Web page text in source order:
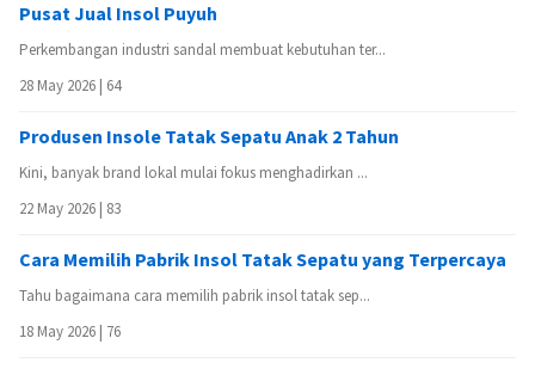
Pusat Jual Insol Puyuh
Perkembangan industri sandal membuat kebutuhan ter...
28 May 2026 | 64
Produsen Insole Tatak Sepatu Anak 2 Tahun
Kini, banyak brand lokal mulai fokus menghadirkan ...
22 May 2026 | 83
Cara Memilih Pabrik Insol Tatak Sepatu yang Terpercaya
Tahu bagaimana cara memilih pabrik insol tatak sep...
18 May 2026 | 76